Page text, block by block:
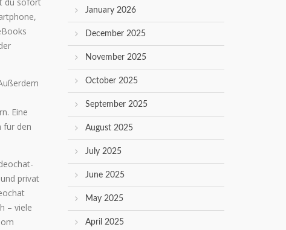
Eine
für den
privat
– viele
January 2026
December 2025
November 2025
October 2025
September 2025
August 2025
July 2025
June 2025
May 2025
April 2025